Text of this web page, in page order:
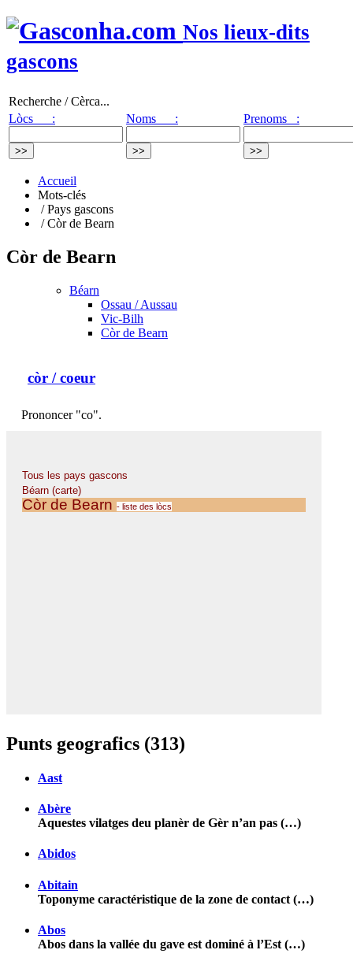
Nos lieux-dits
gascons
Recherche / Cèrca...
Lòcs :
Noms : Prenoms :
Accueil
Mots-clés
/ Pays gascons
/ Còr de Bearn
Còr de Bearn
Béarn
Ossau / Aussau
Vic-Bilh
Còr de Bearn
còr / coeur
Prononcer "co".
Punts geografics (313)
Aast
Abère
Aquestes vilatges deu planèr de Gèr n’an pas (…)
Abidos
Abitain
Toponyme caractéristique de la zone de contact (…)
Abos
Abos dans la vallée du gave est dominé à l’Est (…)